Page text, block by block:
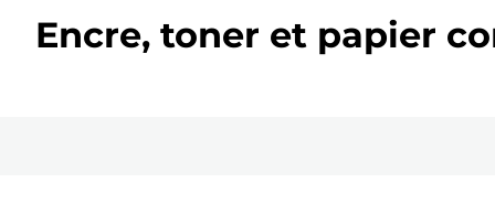
Encre, toner et papier